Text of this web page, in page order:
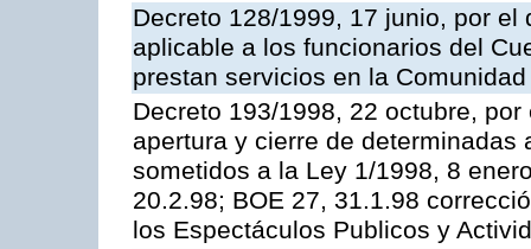
Decreto 128/1999, 17 junio, por
aplicable a los funcionarios del
prestan servicios en la
Decreto 193/1998, 22 octubre,
apertura y cierre de
sometidos a la Ley 1/1998, 8
20.2.98; BOE 27, 31.1.98
los Espectáculos Publicos y